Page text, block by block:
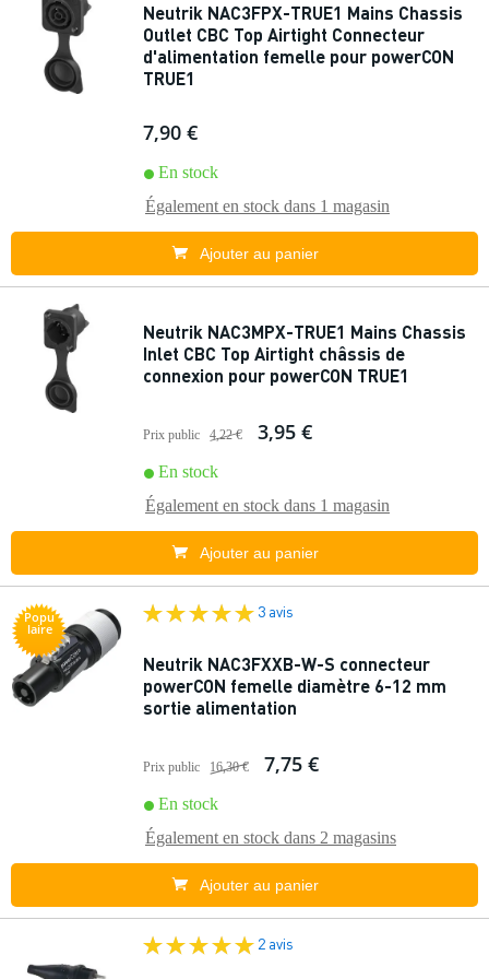
Neutrik NAC3FPX-TRUE1 Mains Chassis
Outlet CBC Top Airtight Connecteur
d'alimentation femelle pour powerCON
TRUE1
7,90 €
En stock
Également en stock dans 1 magasin
Ajouter au panier
Neutrik NAC3MPX-TRUE1 Mains Chassis
Inlet CBC Top Airtight châssis de
connexion pour powerCON TRUE1
Prix public 4,22 € 3,95 €
En stock
Également en stock dans 1 magasin
Ajouter au panier
Popu
laire
3 avis
Neutrik NAC3FXXB-W-S connecteur
powerCON femelle diamètre 6-12 mm
sortie alimentation
Prix public 16,30 € 7,75 €
En stock
Également en stock dans 2 magasins
Ajouter au panier
2 avis